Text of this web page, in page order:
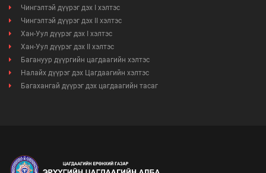
Чингэлтэй дүүрэг дэх I хэлтэс
Чингэлтэй дүүрэг дэх II хэлтэс
Хан-Уул дүүрэг дэх I хэлтэс
Хан-Уул дүүрэг дэх II хэлтэс
Багануур дүүргийн цагдаагийн хэлтэс
Налайх дүүрэг дэх Цагдаагийн хэлтэс
Багахангай дүүрэг дэх цагдаагийн тасаг